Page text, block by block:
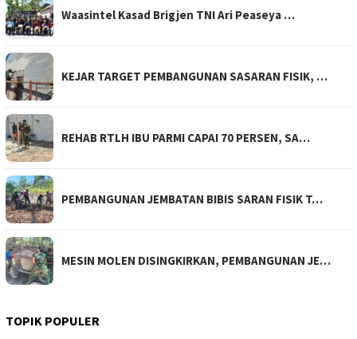
Waasintel Kasad Brigjen TNI Ari Peaseya …
KEJAR TARGET PEMBANGUNAN SASARAN FISIK, …
REHAB RTLH IBU PARMI CAPAI 70 PERSEN, SA…
PEMBANGUNAN JEMBATAN BIBIS SARAN FISIK T…
MESIN MOLEN DISINGKIRKAN, PEMBANGUNAN JE…
TOPIK POPULER